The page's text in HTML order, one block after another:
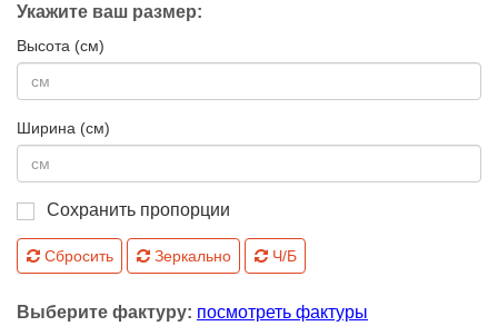
Укажите ваш размер:
Высота (см)
Ширина (см)
Сохранить пропорции
Сбросить Зеркально Ч/Б
Выберите фактуру: посмотреть фактуры